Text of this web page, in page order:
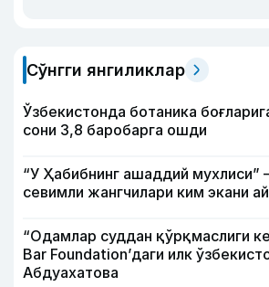
Сўнгги янгиликлар
Ўзбекистонда ботаника
сони 3,8 баробарга ошди
“У Ҳабибнинг ашаддий мухлиси”
севимли жангчилари ким экани
“Одамлар суддан қўрқмаслиги
Bar Foundation’даги илк
Абдуахатова